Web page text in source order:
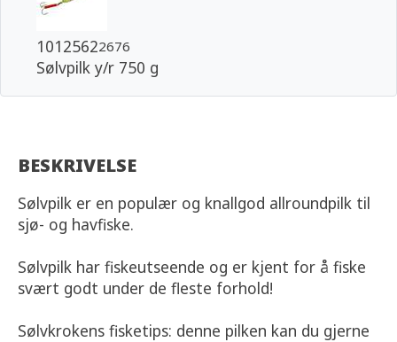
10125622676
Sølvpilk y/r 750 g
BESKRIVELSE
Sølvpilk er en populær og knallgod allroundpilk til
sjø- og havfiske.
Sølvpilk har fiskeutseende og er kjent for å fiske
svært godt under de fleste forhold!
Sølvkrokens fisketips: denne pilken kan du gjerne